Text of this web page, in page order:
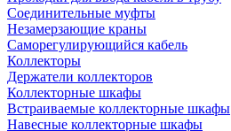
Соединительные муфты
Незамерзающие краны
Саморегулирующийся кабель
Коллекторы
Держатели коллекторов
Коллекторные шкафы
Встраиваемые коллекторные шкафы
Навесные коллекторные шкафы